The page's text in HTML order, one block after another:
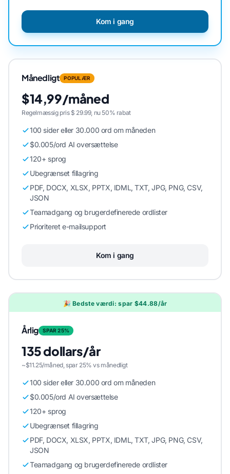
Kom i gang
Månedligt POPULÆR
$14,99/måned
Regelmæssig pris $ 29.99, nu 50% rabat
100 sider eller 30.000 ord om måneden
$0.005/ord AI oversættelse
120+ sprog
Ubegrænset fillagring
PDF, DOCX, XLSX, PPTX, IDML, TXT, JPG, PNG, CSV,
JSON
Teamadgang og brugerdefinerede ordlister
Prioriteret e-mailsupport
Kom i gang
🎉 Bedste værdi: spar $44.88/år
Årlig SPAR 25%
135 dollars/år
~$11.25/måned, spar 25% vs månedligt
100 sider eller 30.000 ord om måneden
$0.005/ord AI oversættelse
120+ sprog
Ubegrænset fillagring
PDF, DOCX, XLSX, PPTX, IDML, TXT, JPG, PNG, CSV,
JSON
Teamadgang og brugerdefinerede ordlister